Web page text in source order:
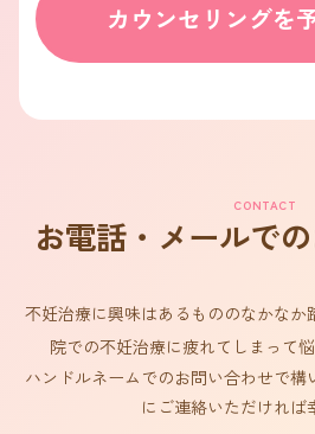
カウンセリングを
CONTACT
お電話・メールで
不妊治療に興味はあるもののなかな
院での不妊治療に疲れてしまって
ハンドルネームでのお問い合わせで
にご連絡いただければ